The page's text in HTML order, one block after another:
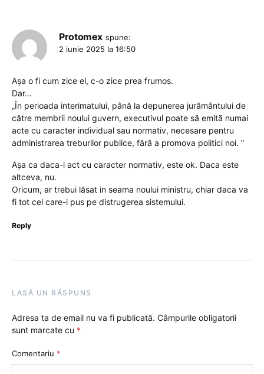
Protomex spune:
2 iunie 2025 la 16:50
Așa o fi cum zice el, c-o zice prea frumos.
Dar…
„În perioada interimatului, până la depunerea jurământului de
către membrii noului guvern, executivul poate să emită numai
acte cu caracter individual sau normativ, necesare pentru
administrarea treburilor publice, fără a promova politici noi. ”
Așa ca daca-i act cu caracter normativ, este ok. Daca este
altceva, nu.
Oricum, ar trebui lăsat in seama noului ministru, chiar daca va
fi tot cel care-i pus pe distrugerea sistemului.
Reply
LASĂ UN RĂSPUNS
Adresa ta de email nu va fi publicată. Câmpurile obligatorii
sunt marcate cu *
Comentariu *